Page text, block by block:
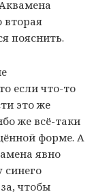
вторая
пояснить.
если что-то
это же
же всё-таки
форме. А
явно
синего
чтобы